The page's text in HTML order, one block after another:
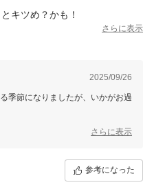
。
キツめ？かも！
さらに表示
2025/09/26
季節になりましたが、いかがお過
選びいただき、また貴重なレビュ
一同ありがたく拝見いたしまし
さらに表示
参考になった